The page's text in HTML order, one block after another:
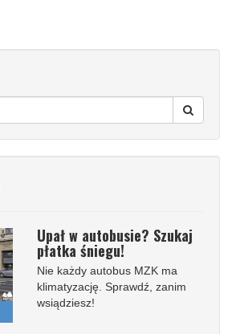
Upał w autobusie? Szukaj
płatka śniegu!
Nie każdy autobus MZK ma
klimatyzację. Sprawdź, zanim
wsiądziesz!